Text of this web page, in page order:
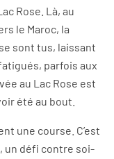
Rose. Là, au
le Maroc, la
sont tus, laissant
parfois aux
au Lac Rose est
été au bout.
une course. C’est
un défi contre soi-